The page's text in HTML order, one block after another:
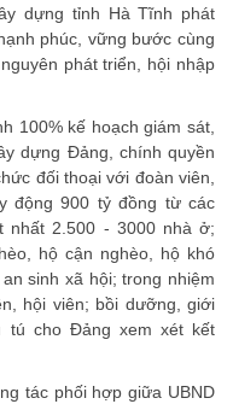
dựng tỉnh Hà Tĩnh phát
phúc, vững bước cùng
phát triển, hội nhập
100% kế hoạch giám sát,
dựng Đảng, chính quyền
đối thoại với đoàn viên,
động 900 tỷ đồng từ các
nhất 2.500 - 3000 nhà ở;
hộ cận nghèo, hộ khó
sinh xã hội; trong nhiệm
hội viên; bồi dưỡng, giới
tú cho Đảng xem xét kết
tác phối hợp giữa UBND